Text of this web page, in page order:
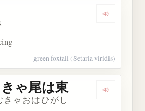
Dengarkan
green foxtail (Setaria viridis)
Dengarkan
ゃ尾は東
ゃおはひがし